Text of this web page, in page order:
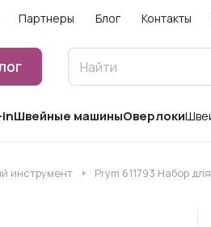
Партнеры Блог Контакты
Швейные машиныОверлоки
инструмент Prym 611793 Набор